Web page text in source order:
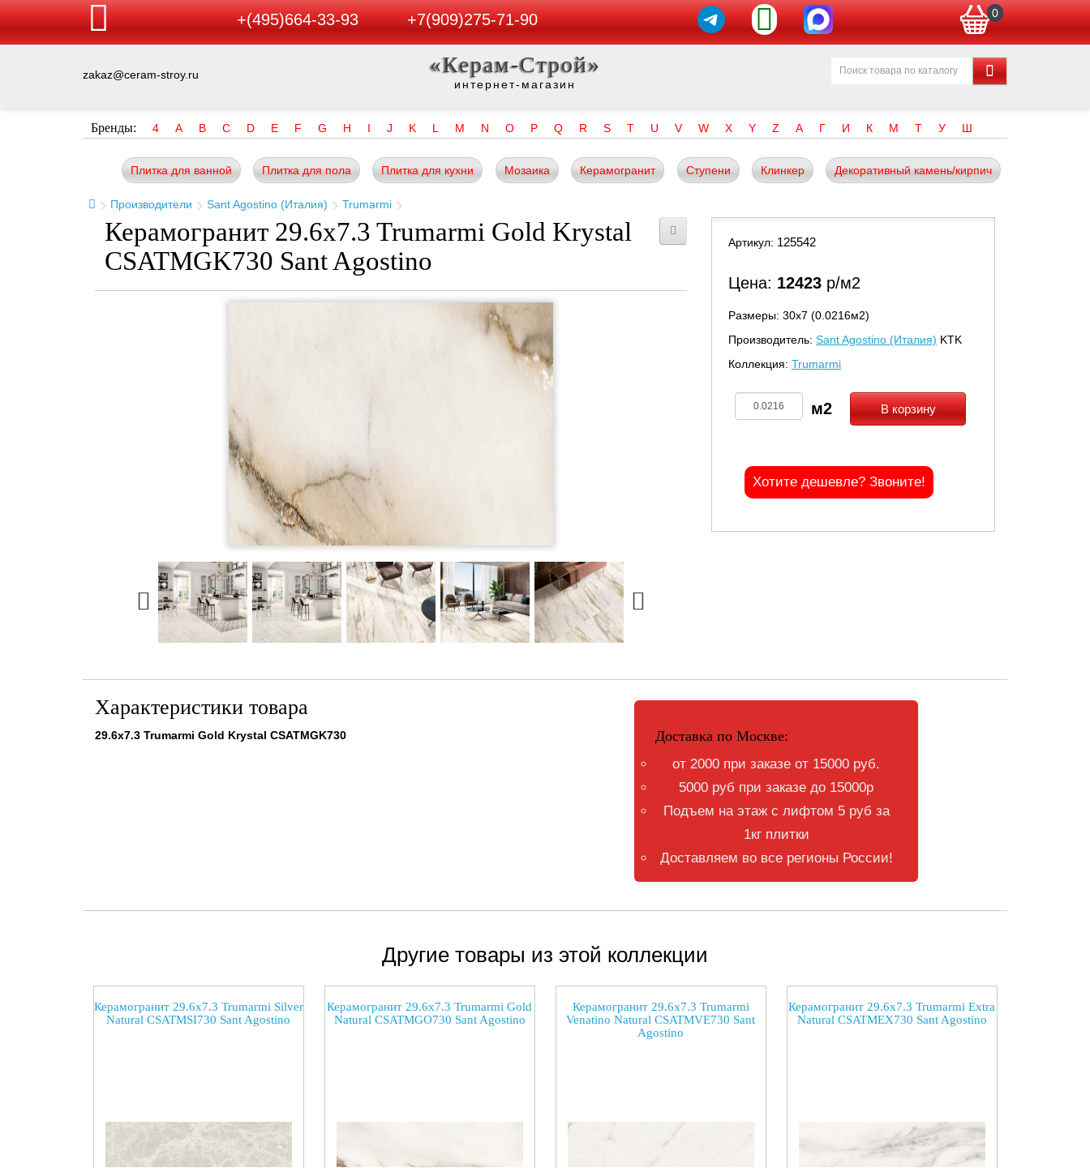
+(495)664-33-93 +7(909)275-71-90 0
zakaz@ceram-stroy.ru «Керам-Строй»
интернет-магазин
Бренды: 4 A B C D E F G H I J K L M N O P Q R S T U V W X Y Z А Г И К М Т У Ш
Плитка для ванной Плитка для пола Плитка для кухни Мозаика Керамогранит Ступени Клинкер Декоративный камень/кирпич
Производители Sant Agostino (Италия) Trumarmi
Керамогранит 29.6x7.3 Trumarmi Gold Krystal
CSATMGK730 Sant Agostino
Артикул: 125542
Цена: 12423 р/м2
Размеры: 30х7 (0.0216м2)
Производитель: Sant Agostino (Италия) KTK
Коллекция: Trumarmi
В корзину
Хотите дешевле? Звоните!
Характеристики товара
29.6x7.3 Trumarmi Gold Krystal CSATMGK730 Доставка по Москве:
от 2000 при заказе от 15000 руб.
5000 руб при заказе до 15000р
Подъем на этаж с лифтом 5 руб за
1кг плитки
Доставляем во все регионы России!
Другие товары из этой коллекции
Керамогранит 29.6x7.3 Trumarmi Silver
Natural CSATMSI730 Sant Agostino
Керамогранит 29.6x7.3 Trumarmi Gold
Natural CSATMGO730 Sant Agostino
Керамогранит 29.6x7.3 Trumarmi
Venatino Natural CSATMVE730 Sant
Agostino
Керамогранит 29.6x7.3 Trumarmi Extra
Natural CSATMEX730 Sant Agostino